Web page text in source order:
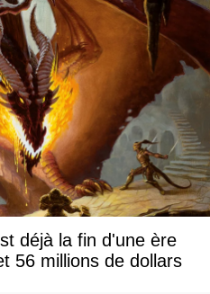
déjà la fin d'une ère
56 millions de dollars